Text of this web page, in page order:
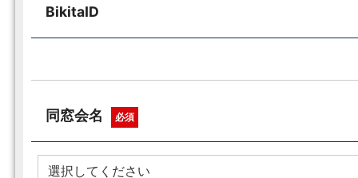
BikitaID
同窓会名 必須